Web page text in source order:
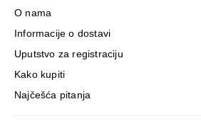
O nama
Informacije o dostavi
Uputstvo za registraciju
Kako kupiti
Najčešća pitanja